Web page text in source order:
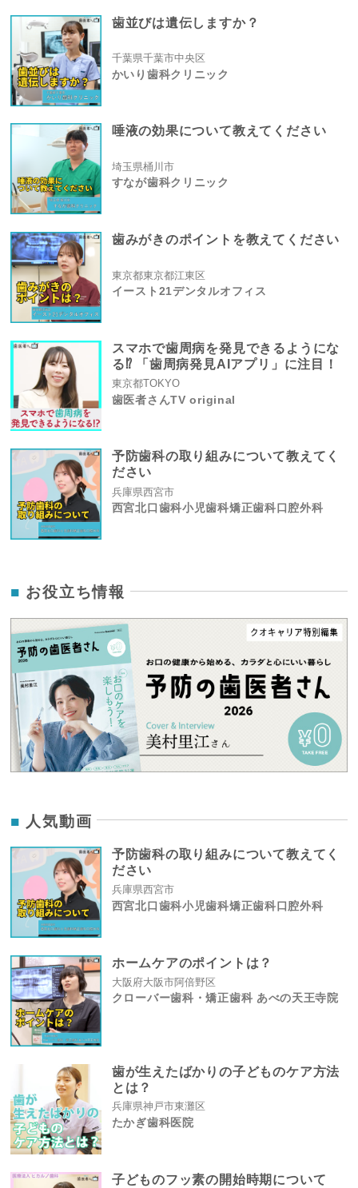
歯並びは遺伝しますか？
千葉県千葉市中央区
かいり歯科クリニック
唾液の効果について教えてください
埼玉県桶川市
すなが歯科クリニック
歯みがきのポイントを教えてください
東京都東京都江東区
イースト21デンタルオフィス
スマホで歯周病を発見できるようにな
る⁉ 「歯周病発見AIアプリ」に注目！
東京都TOKYO
歯医者さんTV original
予防歯科の取り組みについて教えてく
ださい
兵庫県西宮市
西宮北口歯科小児歯科矯正歯科口腔外科
お役立ち情報
人気動画
予防歯科の取り組みについて教えてく
ださい
兵庫県西宮市
西宮北口歯科小児歯科矯正歯科口腔外科
ホームケアのポイントは？
大阪府大阪市阿倍野区
クローバー歯科・矯正歯科 あべの天王寺院
歯が生えたばかりの子どものケア方法
とは？
兵庫県神戸市東灘区
たかぎ歯科医院
子どものフッ素の開始時期について